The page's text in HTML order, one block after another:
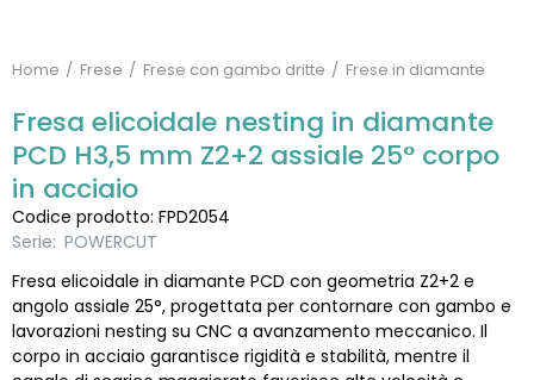
Home Frese Frese con gambo dritte Frese in diamante
Fresa elicoidale nesting in diamante
PCD H3,5 mm Z2+2 assiale 25° corpo
in acciaio
Codice prodotto: FPD2054
Serie: POWERCUT
Fresa elicoidale in diamante PCD con geometria Z2+2 e
angolo assiale 25°, progettata per contornare con gambo e
lavorazioni nesting su CNC a avanzamento meccanico. Il
corpo in acciaio garantisce rigidità e stabilità, mentre il